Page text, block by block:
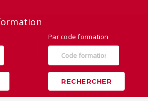
Par code formation
RECHERCHER